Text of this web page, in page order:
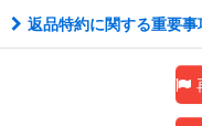
返品特約に関する重要事